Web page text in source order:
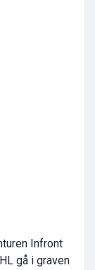
Infront
gå i graven